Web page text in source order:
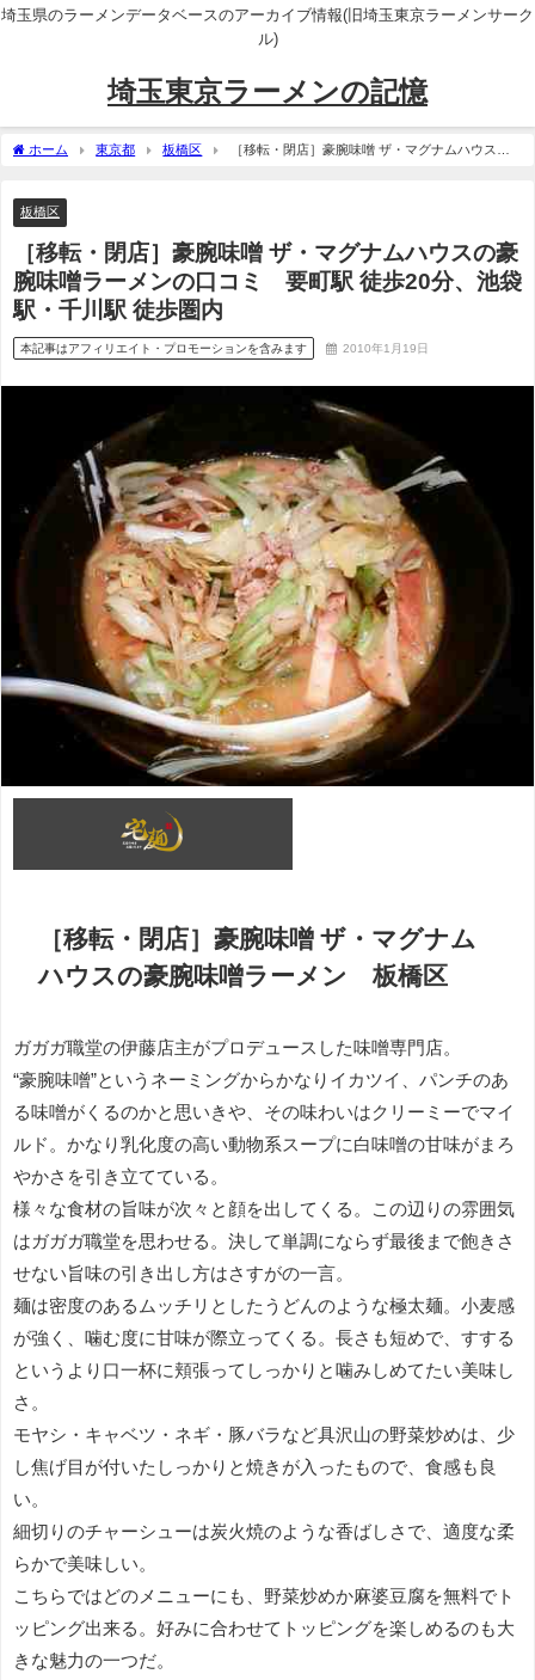
埼玉県のラーメンデータベースのアーカイブ情報(旧埼玉東京ラーメンサーク
ル)
埼玉東京ラーメンの記憶
ホーム 東京都 板橋区
［移転・閉店］豪腕味噌 ザ・マグナムハウスの
板橋区
［移転・閉店］豪腕味噌 ザ・マグナムハウスの豪
腕味噌ラーメンの口コミ 要町駅 徒歩20分、池袋
駅・千川駅 徒歩圏内
本記事はアフィリエイト・プロモーションを含みます 2010年1月19日
［移転・閉店］豪腕味噌 ザ・マグナム
ハウスの豪腕味噌ラーメン 板橋区
ガガガ職堂の伊藤店主がプロデュースした味噌専門店。
“豪腕味噌”というネーミングからかなりイカツイ、パンチのあ
る味噌がくるのかと思いきや、その味わいはクリーミーでマイ
ルド。かなり乳化度の高い動物系スープに白味噌の甘味がまろ
やかさを引き立てている。
様々な食材の旨味が次々と顔を出してくる。この辺りの雰囲気
はガガガ職堂を思わせる。決して単調にならず最後まで飽きさ
せない旨味の引き出し方はさすがの一言。
麺は密度のあるムッチリとしたうどんのような極太麺。小麦感
が強く、噛む度に甘味が際立ってくる。長さも短めで、すする
というより口一杯に頬張ってしっかりと噛みしめてたい美味し
さ。
モヤシ・キャベツ・ネギ・豚バラなど具沢山の野菜炒めは、少
し焦げ目が付いたしっかりと焼きが入ったもので、食感も良
い。
細切りのチャーシューは炭火焼のような香ばしさで、適度な柔
らかで美味しい。
こちらではどのメニューにも、野菜炒めか麻婆豆腐を無料でト
ッピング出来る。好みに合わせてトッピングを楽しめるのも大
きな魅力の一つだ。